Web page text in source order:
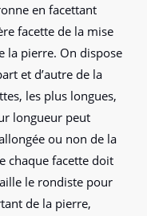
en facettant
facette de la mise
la pierre. On dispose
et d’autre de la
les plus longues,
longueur peut
ou non de la
chaque facette doit
le rondiste pour
de la pierre,